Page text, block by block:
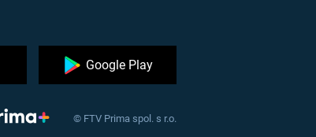
Google Play
© FTV Prima spol. s r.o.